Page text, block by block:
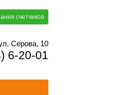
счетчиков
Серова, 10
6-20-01